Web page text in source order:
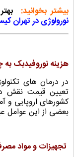
بیشتر بخوانید:
نورولوژی در تهران
هزینه نوروفیدبک
در درمان های
تعیین قیمت نقش
کشورهای اروپایی و
بعضی از این عوامل
تجهیزات و مواد